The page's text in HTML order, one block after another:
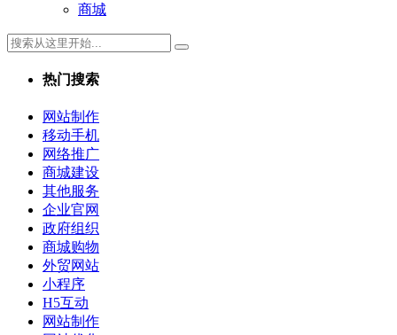
商城
热门搜索
网站制作
移动手机
网络推广
商城建设
其他服务
企业官网
政府组织
商城购物
外贸网站
小程序
H5互动
网站制作